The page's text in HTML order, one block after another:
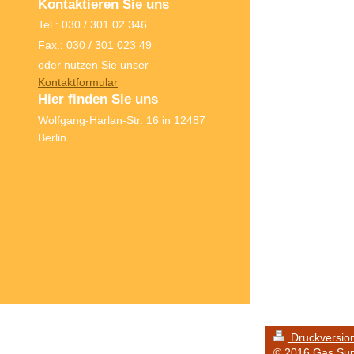
Kontaktieren Sie uns
Tel.: 030 / 301 02 346
Fax.: 030 / 301 023 49
oder nutzen Sie unser
Kontaktformular
Hier finden Sie uns
Wolfgang-Harlan-Str. 16 in 12487
Berlin